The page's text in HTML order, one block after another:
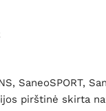
pirštinė skirta